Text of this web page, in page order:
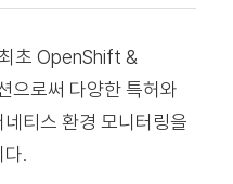
초 OpenShift &
으로써 다양한 특허와
티스 환경 모니터링을
다.